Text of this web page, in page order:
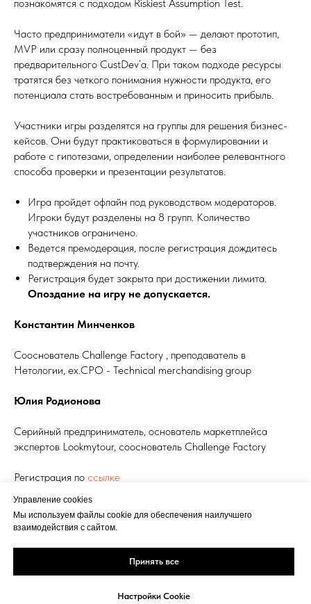
познакомятся с подходом Riskiest Assumption Test.
Часто предприниматели «идут в бой» — делают прототип,
MVP или сразу полноценный продукт — без
предварительного CustDev’а. При таком подходе ресурсы
тратятся без четкого понимания нужности продукта, его
потенциала стать востребованным и приносить прибыль.
Участники игры разделятся на группы для решения бизнес-
кейсов. Они будут практиковаться в формулировании и
работе с гипотезами, определении наиболее релевантного
способа проверки и презентации результатов.
Игра пройдет офлайн под руководством модераторов.
Игроки будут разделены на 8 групп. Количество
участников ограничено.
Ведется премодерация, после регистрация дождитесь
подтверждения на почту.
Регистрация будет закрыта при достижении лимита.
Опоздание на игру не допускается.
Константин Минченков
Сооснователь Challenge Factory , преподаватель в
Нетологии, ex.CPO - Technical merchandising group
Юлия Родионова
Серийный предприниматель, основатель маркетплейса
экспертов Lookmytour, сооснователь Challenge Factory
Регистрация по ссылке
РАЗВИТИЕ ПРОДУКТА
Управление cookies
Мы используем файлы cookie для обеспечения наилучшего
взаимодействия с сайтом.
Принять все
Настройки Cookie